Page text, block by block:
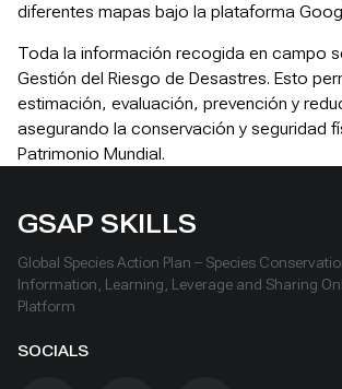
diferentes mapas bajo la plataforma
Toda la información recogida en campo
Gestión del Riesgo de Desastres. Esto
estimación, evaluación, prevención y
asegurando la conservación y seguridad
Patrimonio Mundial.
GSAP SKILLS
Global Species Action Plan – Species
Information, Learning, Leverage and Sharing
Platform
SOCIALS